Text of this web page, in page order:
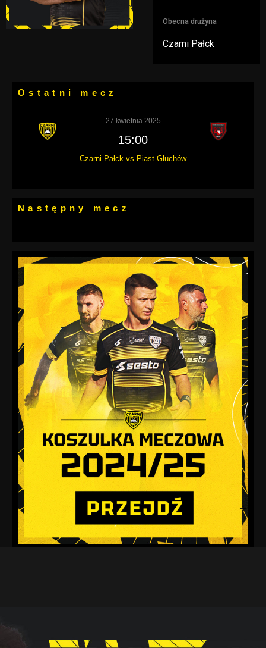
Obecna drużyna
Czarni Pałck
Ostatni mecz
27 kwietnia 2025
15:00
Czarni Pałck vs Piast Głuchów
Następny mecz